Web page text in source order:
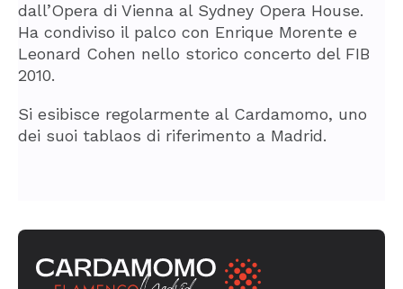
dall’Opera di Vienna al Sydney Opera House.
Ha condiviso il palco con Enrique Morente e
Leonard Cohen nello storico concerto del FIB
2010.
Si esibisce regolarmente al Cardamomo, uno
dei suoi tablaos di riferimento a Madrid.